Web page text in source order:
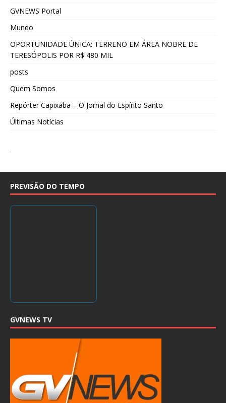
GVNEWS Portal
Mundo
OPORTUNIDADE ÚNICA: TERRENO EM ÁREA NOBRE DE
TERESÓPOLIS POR R$ 480 MIL
posts
Quem Somos
Repórter Capixaba – O Jornal do Espírito Santo
Últimas Notícias
PREVISÃO DO TEMPO
GVNEWS TV